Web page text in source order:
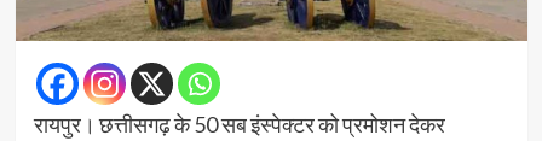
रायपुर। छत्तीसगढ़ के 50 सब इंस्पेक्टर को प्रमोशन देकर